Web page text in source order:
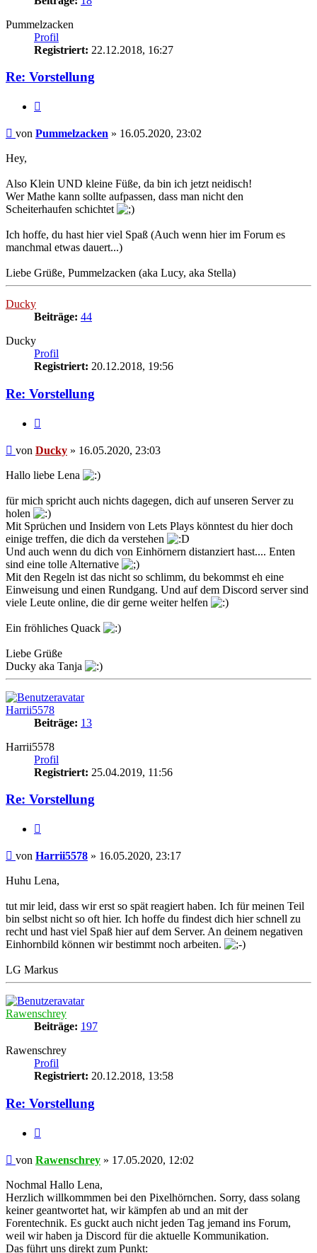
Pummelzacken
Profil
Registriert: 22.12.2018, 16:27
Re: Vorstellung
Beitrag
von Pummelzacken » 16.05.2020, 23:02
Hey,
Also Klein UND kleine Füße, da bin ich jetzt neidisch!
Wer Mathe kann sollte aufpassen, dass man nicht den
Scheiterhaufen schichtet
Ich hoffe, du hast hier viel Spaß (Auch wenn hier im Forum es
manchmal etwas dauert...)
Liebe Grüße, Pummelzacken (aka Lucy, aka Stella)
Nach
oben
Ducky
Beiträge: 44
Ducky
Profil
Registriert: 20.12.2018, 19:56
Re: Vorstellung
Beitrag
von Ducky » 16.05.2020, 23:03
Hallo liebe Lena
für mich spricht auch nichts dagegen, dich auf unseren Server zu
holen
Mit Sprüchen und Insidern von Lets Plays könntest du hier doch
einige treffen, die dich da verstehen
Und auch wenn du dich von Einhörnern distanziert hast.... Enten
sind eine tolle Alternative
Mit den Regeln ist das nicht so schlimm, du bekommst eh eine
Einweisung und einen Rundgang. Und auf dem Discord server sind
viele Leute online, die dir gerne weiter helfen
Ein fröhliches Quack
Liebe Grüße
Ducky aka Tanja
Nach
oben
Harrii5578
Beiträge: 13
Harrii5578
Profil
Registriert: 25.04.2019, 11:56
Re: Vorstellung
Beitrag
von Harrii5578 » 16.05.2020, 23:17
Huhu Lena,
tut mir leid, dass wir erst so spät reagiert haben. Ich für meinen Teil
bin selbst nicht so oft hier. Ich hoffe du findest dich hier schnell zu
recht und hast viel Spaß hier auf dem Server. An deinem negativen
Einhornbild können wir bestimmt noch arbeiten.
LG Markus
Nach
oben
Rawenschrey
Beiträge: 197
Rawenschrey
Profil
Registriert: 20.12.2018, 13:58
Re: Vorstellung
Beitrag
von Rawenschrey » 17.05.2020, 12:02
Nochmal Hallo Lena,
Herzlich willkommmen bei den Pixelhörnchen. Sorry, dass solang
keiner geantwortet hat, wir kämpfen ab und an mit der
Forentechnik. Es guckt auch nicht jeden Tag jemand ins Forum,
weil wir haben ja Discord für die aktuelle Kommunikation.
Das führt uns direkt zum Punkt: